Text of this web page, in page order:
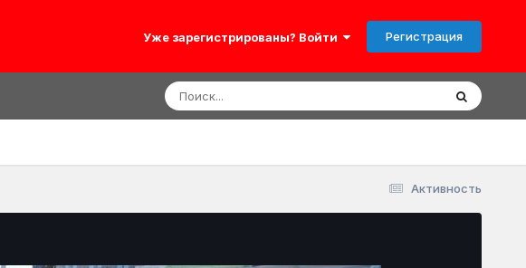
Уже зарегистрированы? Войти Регистрация
Активность